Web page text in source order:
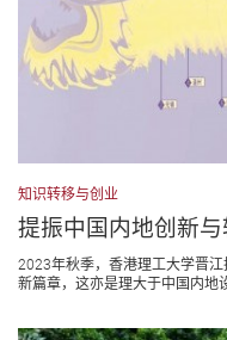
知识转移与创业
提振中国内地创新
2023年秋季，香港理工大学晋
新篇章，这亦是理大于中国内地